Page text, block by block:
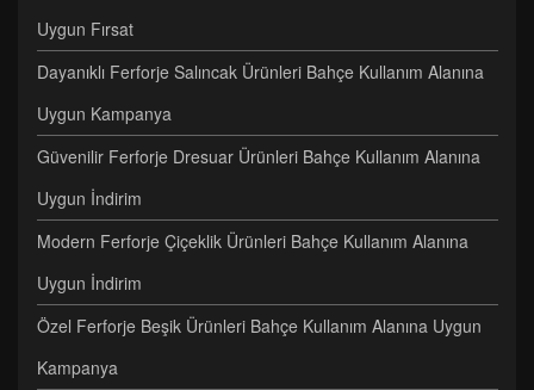
Uygun Fırsat
Dayanıklı Ferforje Salıncak Ürünleri Bahçe Kullanım Alanına
Uygun Kampanya
Güvenilir Ferforje Dresuar Ürünleri Bahçe Kullanım Alanına
Uygun İndirim
Modern Ferforje Çiçeklik Ürünleri Bahçe Kullanım Alanına
Uygun İndirim
Özel Ferforje Beşik Ürünleri Bahçe Kullanım Alanına Uygun
Kampanya